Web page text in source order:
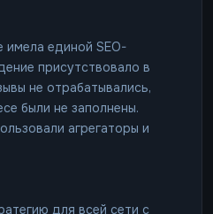
имела единой SEO-
присутствовало в
не отрабатывались,
были не заполнены.
агрегаторы и
для всей сети с